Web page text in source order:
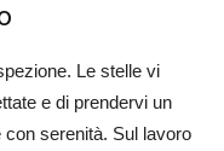
Le stelle vi
e di prendervi un
serenità. Sul lavoro